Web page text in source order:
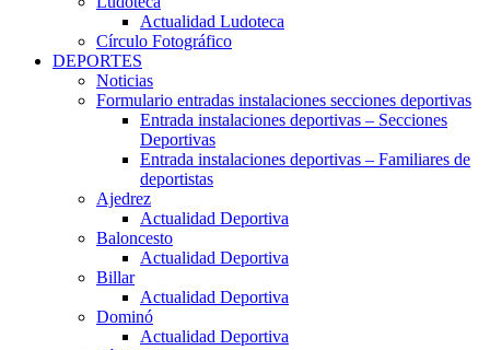
Actualidad Ludoteca
Círculo Fotográfico
DEPORTES
Noticias
Formulario entradas instalaciones secciones deportivas
Entrada instalaciones deportivas – Secciones
Deportivas
Entrada instalaciones deportivas – Familiares de
deportistas
Ajedrez
Actualidad Deportiva
Baloncesto
Actualidad Deportiva
Billar
Actualidad Deportiva
Dominó
Actualidad Deportiva